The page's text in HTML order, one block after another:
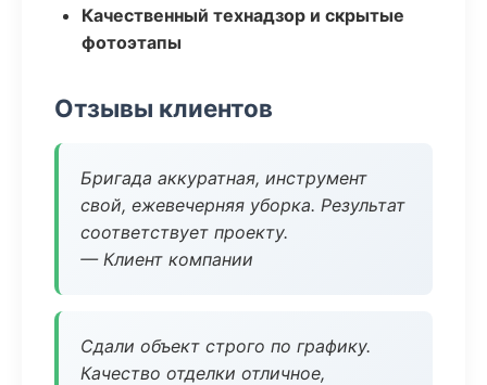
Качественный технадзор и скрытые
фотоэтапы
Отзывы клиентов
Бригада аккуратная, инструмент
свой, ежевечерняя уборка. Результат
соответствует проекту.
— Клиент компании
Сдали объект строго по графику.
Качество отделки отличное,